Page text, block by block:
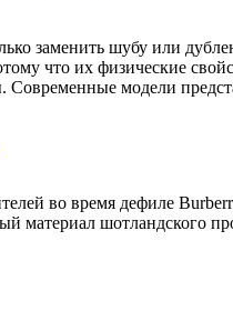
заменить шубу или
что их физические
Современные модели
во время дефиле
материал шотландского